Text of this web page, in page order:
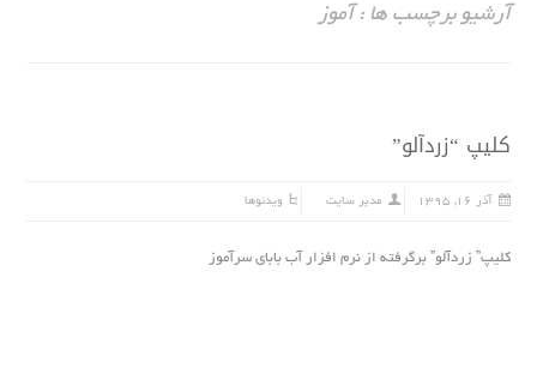
آرشیو برچسب ها : آموز
کلیپ “زردآلو”
آذر ۱۶, ۱۳۹۵ مدیر سایت ویدئوها
کلیپ” زردآلو” برگرفته از نرم افزار آب باباى سرآموز